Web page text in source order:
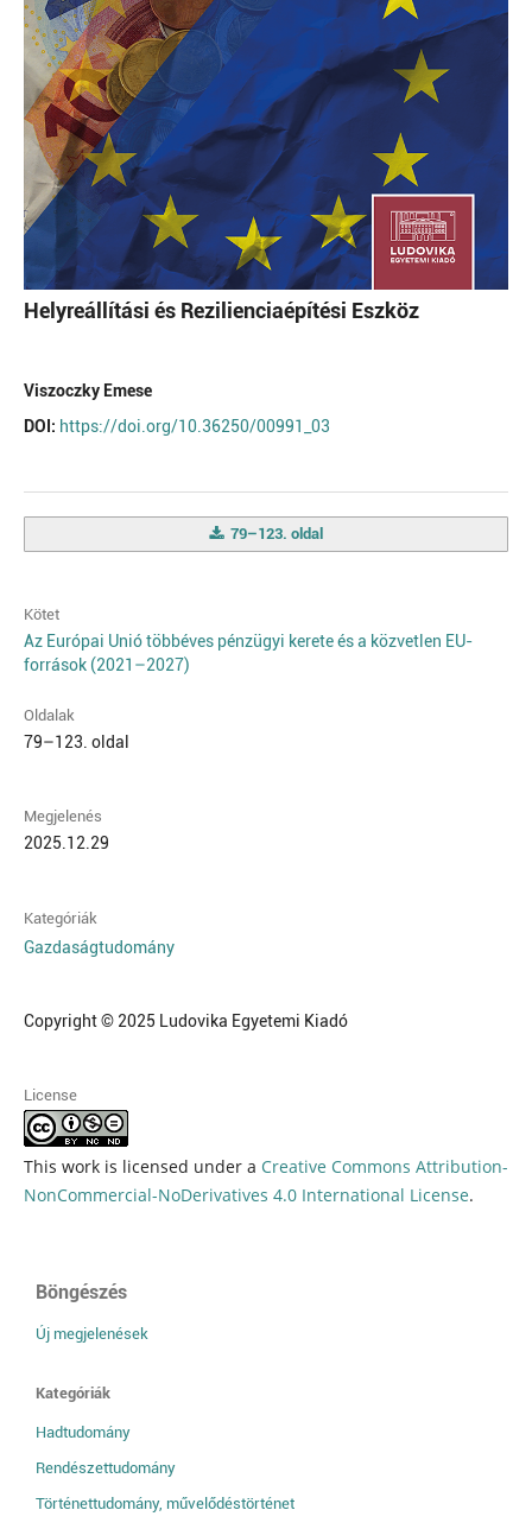
Helyreállítási és Rezilienciaépítési Eszköz
Viszoczky Emese
DOI: https://doi.org/10.36250/00991_03
79–123. oldal
Kötet
Az Európai Unió többéves pénzügyi kerete és a közvetlen EU-
források (2021–2027)
Oldalak
79–123. oldal
Megjelenés
2025.12.29
Kategóriák
Gazdaságtudomány
Copyright © 2025 Ludovika Egyetemi Kiadó
License
This work is licensed under a Creative Commons Attribution-
NonCommercial-NoDerivatives 4.0 International License.
Böngészés
Új megjelenések
Kategóriák
Hadtudomány
Rendészettudomány
Történettudomány, művelődéstörténet